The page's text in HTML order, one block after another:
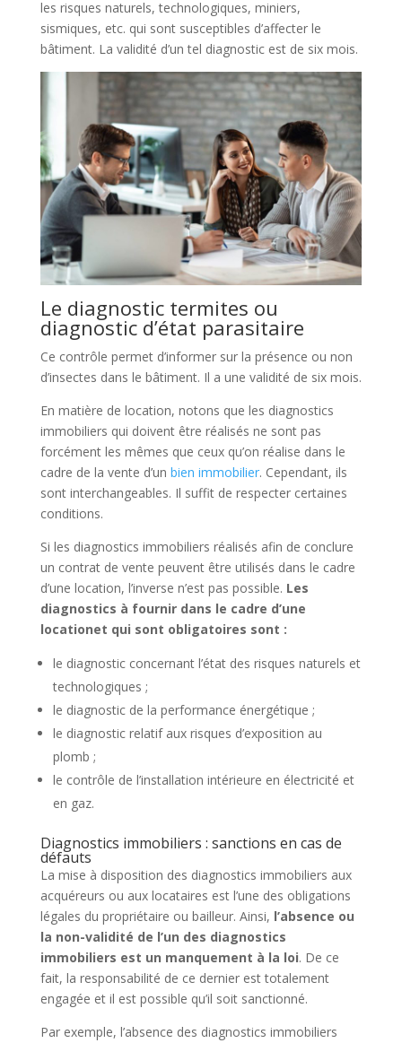
les risques naturels, technologiques, miniers,
sismiques, etc. qui sont susceptibles d’affecter le
bâtiment. La validité d’un tel diagnostic est de six mois.
Le diagnostic termites ou
diagnostic d’état parasitaire
Ce contrôle permet d’informer sur la présence ou non
d’insectes dans le bâtiment. Il a une validité de six mois.
En matière de location, notons que les diagnostics
immobiliers qui doivent être réalisés ne sont pas
forcément les mêmes que ceux qu’on réalise dans le
cadre de la vente d’un bien immobilier. Cependant, ils
sont interchangeables. Il suffit de respecter certaines
conditions.
Si les diagnostics immobiliers réalisés afin de conclure
un contrat de vente peuvent être utilisés dans le cadre
d’une location, l’inverse n’est pas possible. Les
diagnostics à fournir dans le cadre d’une
locationet qui sont obligatoires sont :
le diagnostic concernant l’état des risques naturels et
technologiques ;
le diagnostic de la performance énergétique ;
le diagnostic relatif aux risques d’exposition au
plomb ;
le contrôle de l’installation intérieure en électricité et
en gaz.
Diagnostics immobiliers : sanctions en cas de
défauts
La mise à disposition des diagnostics immobiliers aux
acquéreurs ou aux locataires est l’une des obligations
légales du propriétaire ou bailleur. Ainsi, l’absence ou
la non-validité de l’un des diagnostics
immobiliers est un manquement à la loi. De ce
fait, la responsabilité de ce dernier est totalement
engagée et il est possible qu’il soit sanctionné.
Par exemple, l’absence des diagnostics immobiliers